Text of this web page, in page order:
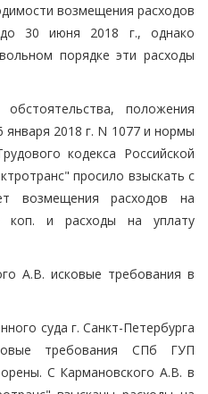
возмещения расходов
30 июня 2018 г., однако
порядке эти расходы
положения
января 2018 г. N 1077 и нормы
кодекса Российской
просило взыскать с
возмещения расходов на
и расходы на уплату
А.В. исковые требования в
суда г. Санкт-Петербурга
требования СПб ГУП
С Кармановского А.В. в